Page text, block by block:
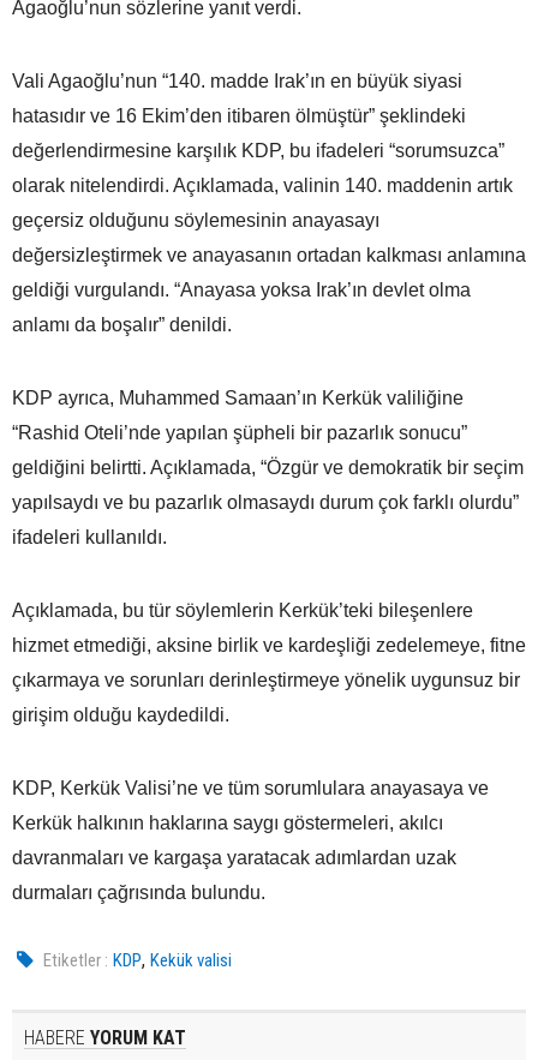
Agaoğlu’nun sözlerine yanıt verdi.
Vali Agaoğlu’nun “140. madde Irak’ın en büyük siyasi
hatasıdır ve 16 Ekim’den itibaren ölmüştür” şeklindeki
değerlendirmesine karşılık KDP, bu ifadeleri “sorumsuzca”
olarak nitelendirdi. Açıklamada, valinin 140. maddenin artık
geçersiz olduğunu söylemesinin anayasayı
değersizleştirmek ve anayasanın ortadan kalkması anlamına
geldiği vurgulandı. “Anayasa yoksa Irak’ın devlet olma
anlamı da boşalır” denildi.
KDP ayrıca, Muhammed Samaan’ın Kerkük valiliğine
“Rashid Oteli’nde yapılan şüpheli bir pazarlık sonucu”
geldiğini belirtti. Açıklamada, “Özgür ve demokratik bir seçim
yapılsaydı ve bu pazarlık olmasaydı durum çok farklı olurdu”
ifadeleri kullanıldı.
Açıklamada, bu tür söylemlerin Kerkük’teki bileşenlere
hizmet etmediği, aksine birlik ve kardeşliği zedelemeye, fitne
çıkarmaya ve sorunları derinleştirmeye yönelik uygunsuz bir
girişim olduğu kaydedildi.
KDP, Kerkük Valisi’ne ve tüm sorumlulara anayasaya ve
Kerkük halkının haklarına saygı göstermeleri, akılcı
davranmaları ve kargaşa yaratacak adımlardan uzak
durmaları çağrısında bulundu.
Etiketler : KDP,Kekük valisi
HABERE YORUM KAT